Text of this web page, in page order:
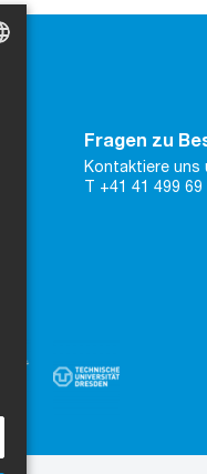
Fragen zu
Kontaktiere uns
T +41 41 499 69